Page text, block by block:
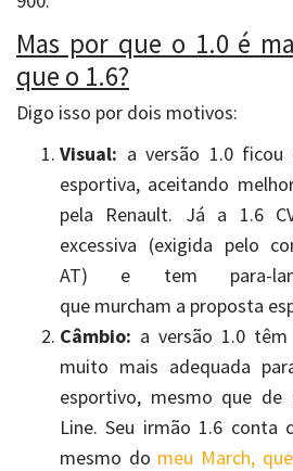
Mas por que o 1.0 é
que o 1.6?
Digo isso por dois motivos:
Visual: a versão 1.0
esportiva, aceitando
pela Renault. Já a 1.6
excessiva (exigida pelo
AT) e tem para-
que murcham a proposta
Câmbio: a versão 1.0
muito mais adequada
esportivo, mesmo que
Line. Seu irmão 1.6 conta
mesmo do meu March,